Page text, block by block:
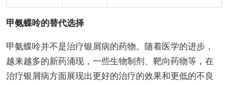
甲氨蝶呤的替代选择
甲氨蝶呤并不是治疗银屑病的药物。随着医学的进步，
越来越多的新药涌现，一些生物制剂、靶向药物等，在
治疗银屑病方面展现出更好的治疗的效果和更低的不良